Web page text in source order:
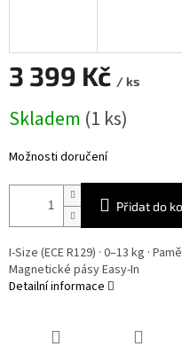
3 399 Kč / ks
cena:
Skladem (1 ks)
Možnosti doručení
Přidat do
I-Size (ECE R129) · 0–13 kg ·
Magnetické pásy Easy-In
Detailní informace